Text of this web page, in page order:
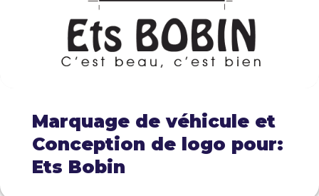
Marquage de véhicule et
Conception de logo pour:
Ets Bobin